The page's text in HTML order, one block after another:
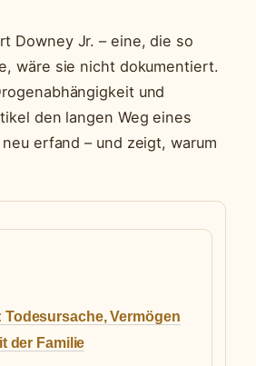
Downey Jr. – eine, die so
wäre sie nicht dokumentiert.
und
den langen Weg eines
erfand – und zeigt, warum
Todesursache, Vermögen
der Familie